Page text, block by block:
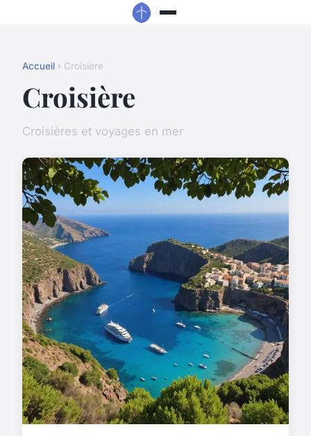
Accueil › Croisière
Croisière
Croisières et voyages en mer